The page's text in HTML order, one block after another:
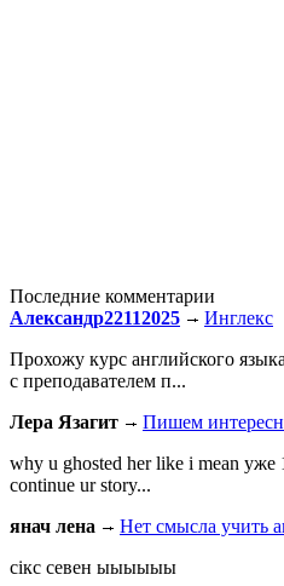
Последние комментарии
Александр22112025
Инглекс
Прохожу курс английского
с преподавателем п...
Лера Язагит
Пишем
why u ghosted her like i mean
continue ur story...
янач лена
Нет смысла учить
сiкс севен ыыыыыы